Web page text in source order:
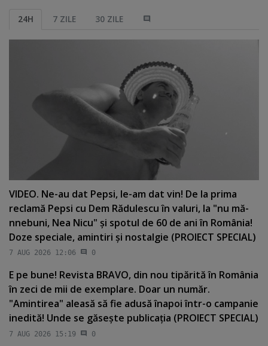
24H 7 ZILE 30 ZILE
VIDEO. Ne-au dat Pepsi, le-am dat vin! De la prima
reclamă Pepsi cu Dem Rădulescu în valuri, la "nu mă-
nnebuni, Nea Nicu" şi spotul de 60 de ani în România!
Doze speciale, amintiri şi nostalgie (PROIECT SPECIAL)
7 AUG 2026 12:06 0
E pe bune! Revista BRAVO, din nou tipărită în România
în zeci de mii de exemplare. Doar un număr.
"Amintirea" aleasă să fie adusă înapoi într-o campanie
inedită! Unde se găseşte publicaţia (PROIECT SPECIAL)
7 AUG 2026 15:19 0